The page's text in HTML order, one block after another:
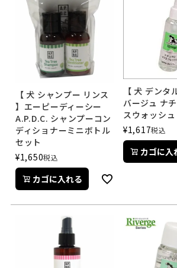
【 犬 シャンプー リンス
】エーピーディーシー
A.P.D.C. シャンプーコン
ディショナーミニボトル
セット
¥1,650税込
カゴに入れる
【 犬 デンタ
バージュ ナ
スウォッシュ
¥1,617税込
カゴに入